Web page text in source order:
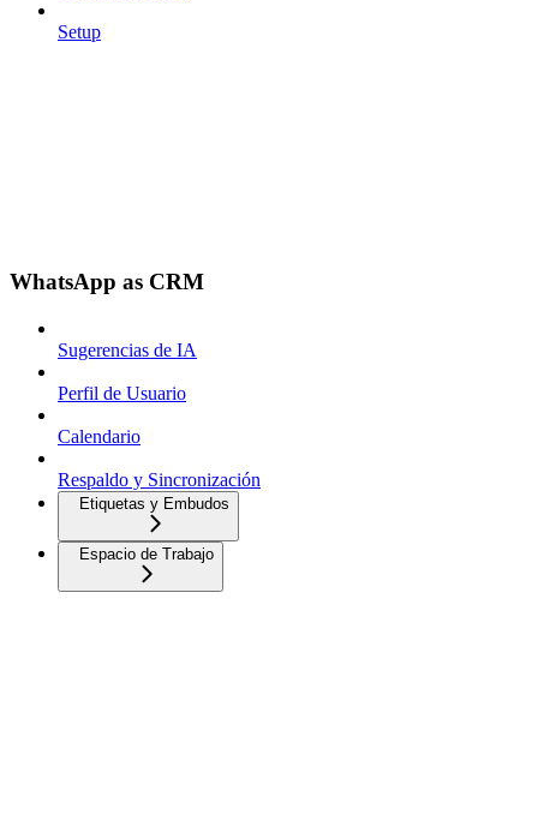
Setup
WhatsApp as CRM
Sugerencias de IA
Perfil de Usuario
Calendario
Respaldo y Sincronización
Etiquetas y Embudos
Espacio de Trabajo